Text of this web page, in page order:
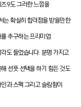
9도 그러한 느낌을
는 확실히 합격점을 받을만한
추구하는 프리미엄
도 들었습니다. 분명 가지고
선뜻 선택을 하기 힘든 것도
과 스펙 그리고 슬림함이